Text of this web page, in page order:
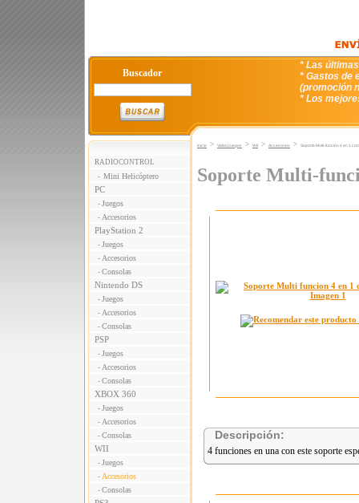
Buscador
* Las
* Gastos de
(promoción
* Los
RADIOCONTROL
- Mini Helicóptero
PC
- Juegos
- Accesorios
PlayStation 2
- Juegos
- Accesorios
- Consolas
Nintendo DS
- Juegos
- Accesorios
- Consolas
PSP
- Juegos
- Accesorios
- Consolas
XBOX 360
- Juegos
- Accesorios
- Consolas
WII
- Juegos
- Accesorios
- Consolas
Inicio > VideoJuegos > WII > Accesorios > Soporte Multi-función 4 en 1
Soporte Multi-
Descripción:
4 funciones en una con este soporte